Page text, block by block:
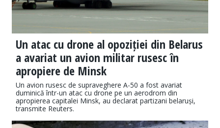
Un atac cu drone al opoziției din Belarus
a avariat un avion militar rusesc în
apropiere de Minsk
Un avion rusesc de supraveghere A-50 a fost avariat
duminică într-un atac cu drone pe un aerodrom din
apropierea capitalei Minsk, au declarat partizani belaruși,
transmite Reuters.